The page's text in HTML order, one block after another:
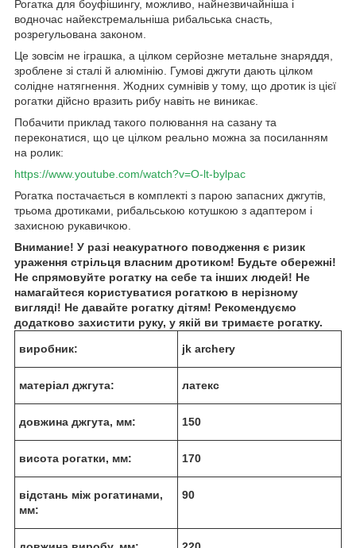
Рогатка для боуфішингу, можливо, найнезвичайніша і
водночас найекстремальніша рибальська снасть,
розрегульована законом.
Це зовсім не іграшка, а цілком серйозне метальне знаряддя,
зроблене зі сталі й алюмінію. Гумові джгути дають цілком
солідне натягнення. Жодних сумнівів у тому, що дротик із цієї
рогатки дійсно вразить рибу навіть не виникає.
Побачити приклад такого полювання на сазану та
переконатися, що це цілком реально можна за посиланням
на ролик:
https://www.youtube.com/watch?v=O-lt-bylpac
Рогатка постачається в комплекті з парою запасних джгутів,
трьома дротиками, рибальською котушкою з адаптером і
захисною рукавичкою.
Внимание! У разі неакуратного поводження є ризик
ураження стрільця власним дротиком! Будьте обережні!
Не спрямовуйте рогатку на себе та інших людей! Не
намагайтеся користуватися рогаткою в нерізному
вигляді! Не давайте рогатку дітям! Рекомендуємо
додатково захистити руку, у якій ви тримаєте рогатку.
виробник: jk archery
матеріал джгута: латекс
довжина джгута, мм: 150
висота рогатки, мм: 170
відстань між рогатинами,
мм:
90